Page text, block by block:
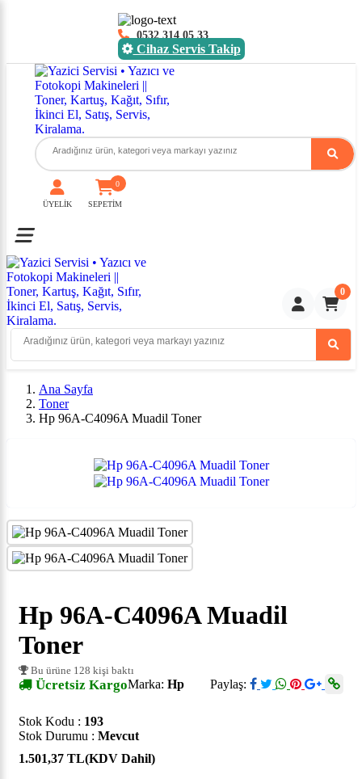
0532 314 05 33
Cihaz Servis Takip
ÜYELİK SEPETİM
0
Toggle mobile menu
0
Ana Sayfa
Toner
Hp 96A-C4096A Muadil Toner
Hp 96A-C4096A Muadil
Toner
Bu ürüne 128 kişi baktı
Ücretsiz Kargo Paylaş:
Marka: Hp
Stok Kodu : 193
Stok Durumu : Mevcut
1.501,37 TL(KDV Dahil)